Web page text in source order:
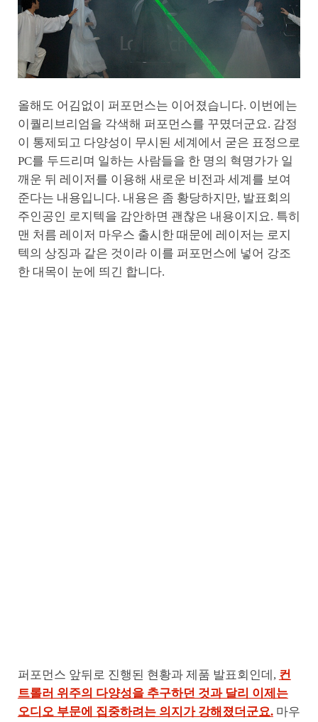
올해도 어김없이 퍼포먼스는 이어졌습니다. 이번에는
이퀄리브리엄을 각색해 퍼포먼스를 꾸몄더군요. 감정
이 통제되고 다양성이 무시된 세계에서 굳은 표정으로
PC를 두드리며 일하는 사람들을 한 명의 혁명가가 일
깨운 뒤 레이저를 이용해 새로운 비전과 세계를 보여
준다는 내용입니다. 내용은 좀 황당하지만, 발표회의
주인공인 로지텍을 감안하면 괜찮은 내용이지요. 특히
맨 처름 레이저 마우스 출시한 때문에 레이저는 로지
텍의 상징과 같은 것이라 이를 퍼포먼스에 넣어 강조
한 대목이 눈에 띄긴 합니다.
퍼포먼스 앞뒤로 진행된 현황과 제품 발표회인데, 컨
트롤러 위주의 다양성을 추구하던 것과 달리 이제는
오디오 부문에 집중하려는 의지가 강해졌더군요.마우